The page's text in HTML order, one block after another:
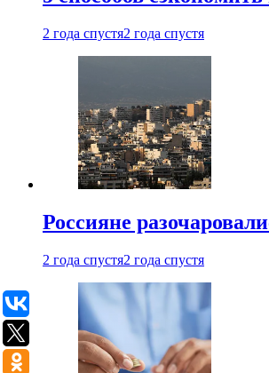
2 года спустя2 года спустя
Россияне
2 года спустя2 года спустя